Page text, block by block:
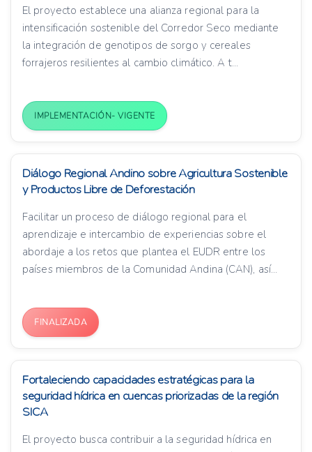
El proyecto establece una alianza regional para la
intensificación sostenible del Corredor Seco mediante
la integración de genotipos de sorgo y cereales
forrajeros resilientes al cambio climático. A t...
IMPLEMENTACIÓN- VIGENTE
Diálogo Regional Andino sobre Agricultura Sostenible
y Productos Libre de Deforestación
Facilitar un proceso de diálogo regional para el
aprendizaje e intercambio de experiencias sobre el
abordaje a los retos que plantea el EUDR entre los
países miembros de la Comunidad Andina (CAN), así...
FINALIZADA
Fortaleciendo capacidades estratégicas para la
seguridad hídrica en cuencas priorizadas de la región
SICA
El proyecto busca contribuir a la seguridad hídrica en